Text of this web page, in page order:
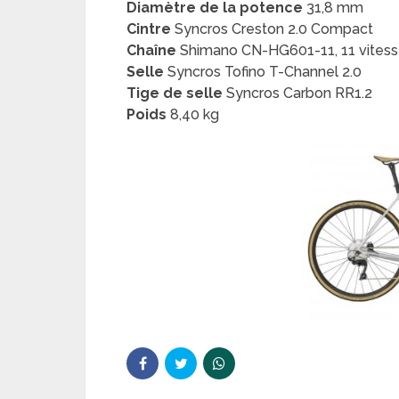
Diamètre de la potence 31,8 mm
Cintre Syncros Creston 2.0 Compact
Chaîne Shimano CN-HG601-11, 11
Selle Syncros Tofino T-Channel 2.0
Tige de selle Syncros Carbon RR1.2
Poids 8,40 kg